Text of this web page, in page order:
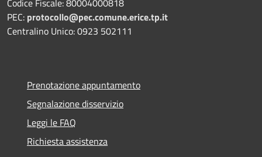
PEC: protocollo@pec.comune.erice.tp.it
Centralino Unico: 0923 502111
Prenotazione appuntamento
Segnalazione disservizio
Leggi le FAQ
Richiesta assistenza